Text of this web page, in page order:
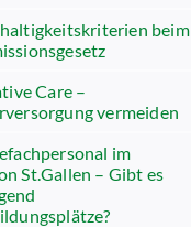
beim
Care –
vermeiden
im
St.Gallen – Gibt es